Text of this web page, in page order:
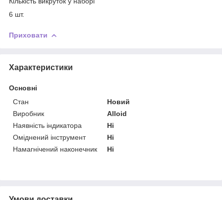
6 шт.
Приховати
Характеристики
Основні
Стан
Новий
Виробник
Alloid
Наявність індикатора
Ні
Оміднений інструмент
Ні
Намагнічений наконечник
Ні